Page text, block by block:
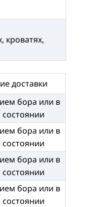
кроватях,
доставки
бора или в
бора или в
бора или в
бора или в